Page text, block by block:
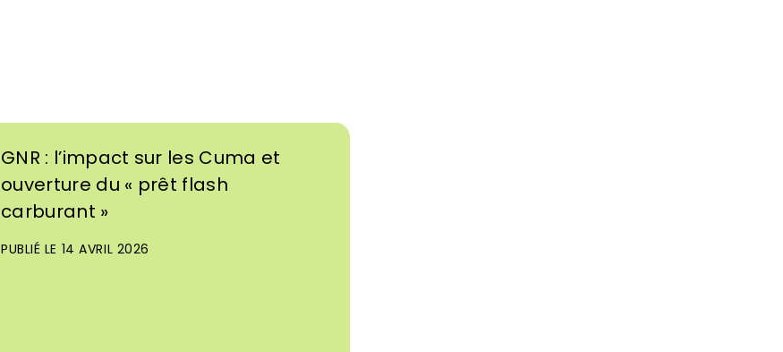
GNR : l’impact sur les Cuma et
ouverture du « prêt flash
carburant »
PUBLIÉ LE 14 AVRIL 2026